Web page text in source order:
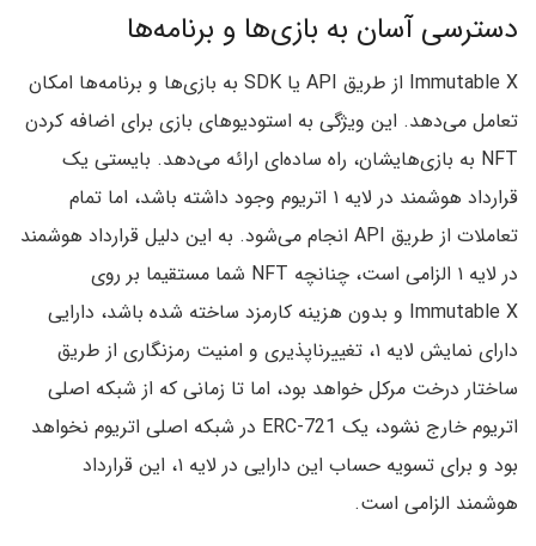
دسترسی آسان به بازی‌ها و برنامه‌ها
Immutable X از طریق API یا SDK به بازی‌ها و برنامه‌ها امکان
تعامل می‌دهد. این ویژگی به استودیوهای بازی برای اضافه کردن
NFT به بازی‌هایشان، راه ساده‌ای ارائه می‌دهد. بایستی یک
قرارداد هوشمند در لایه ۱ اتریوم وجود داشته باشد، اما تمام
تعاملات از طریق API انجام می‌شود. به این دلیل قرارداد هوشمند
در لایه ۱ الزامی است، چنانچه NFT شما مستقیما بر روی
Immutable X و بدون هزینه کارمزد ساخته شده باشد، دارایی
دارای نمایش لایه ۱، تغییرناپذیری و امنیت رمزنگاری از طریق
ساختار درخت مرکل خواهد بود، اما تا زمانی که از شبکه اصلی
اتریوم خارج نشود، یک ERC-721 در شبکه اصلی اتریوم نخواهد
بود و برای تسویه حساب این دارایی در لایه ۱، این قرارداد
هوشمند الزامی است.